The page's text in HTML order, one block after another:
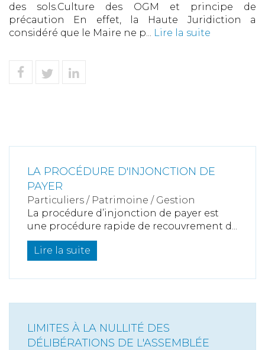
des sols.Culture des OGM et principe de
précaution En effet, la Haute Juridiction a
considéré que le Maire ne p...
Lire la suite
LA PROCÉDURE D'INJONCTION DE
PAYER
Particuliers / Patrimoine / Gestion
La procédure d’injonction de payer est
une procédure rapide de recouvrement d...
Lire la suite
LIMITES À LA NULLITÉ DES
DÉLIBÉRATIONS DE L'ASSEMBLÉE